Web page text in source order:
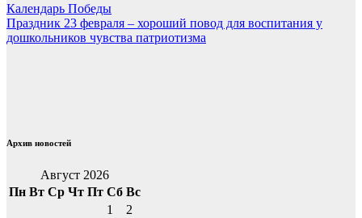
Навигация
по
Календарь Победы
Праздник 23 февраля – хороший повод для воспитания у
дошкольников чувства патриотизма
Архив новостей
Август 2026
Пн Вт Ср Чт Пт Сб Вс
1
2